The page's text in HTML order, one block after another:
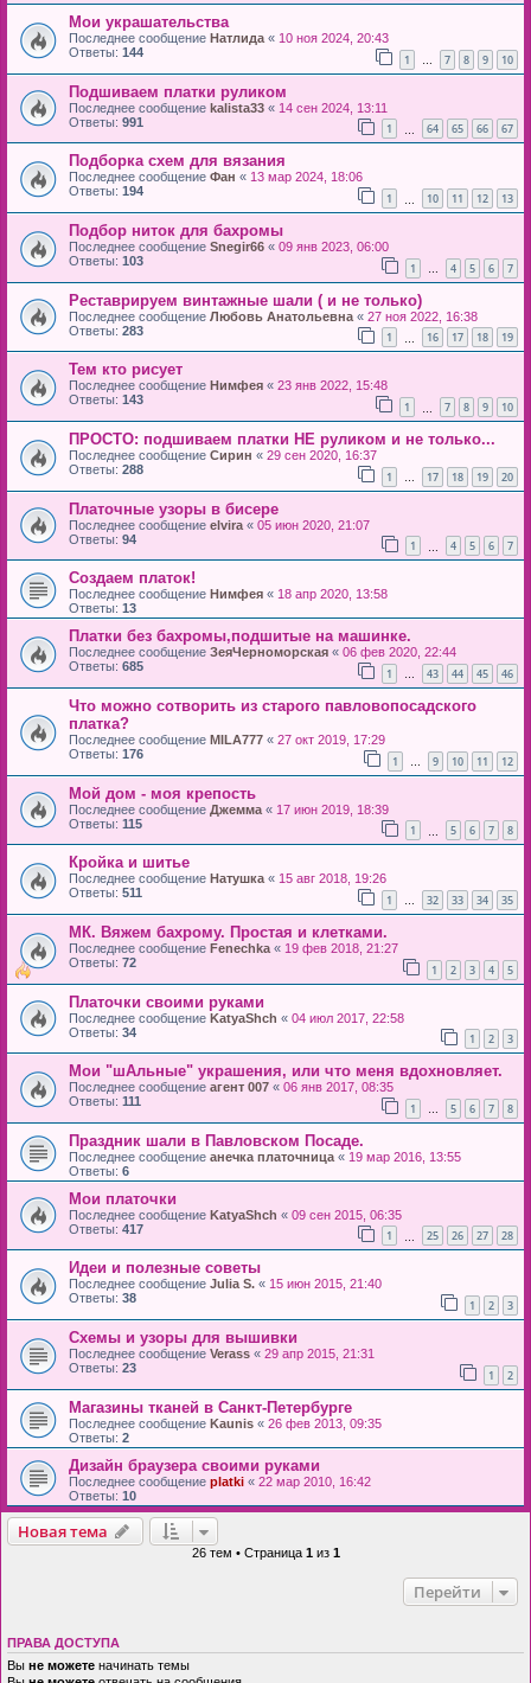
Мои украшательства
Последнее сообщение Натлида « 10 ноя 2024, 20:43
Ответы: 144 1 … 7 8 9 10
Подшиваем платки руликом
Последнее сообщение kalista33 « 14 сен 2024, 13:11
Ответы: 991 1 64 65 66 67
Подборка схем для вязания
Последнее сообщение Фан « 13 мар 2024, 18:06
Ответы: 194 1 10 11 12 13
Подбор ниток для бахромы
Последнее сообщение Snegir66 « 09 янв 2023, 06:00
Ответы: 103 1 … 4 5 6 7
Реставрируем винтажные шали ( и не только)
Последнее сообщение Любовь Анатольевна « 27 ноя 2022, 16:38
Ответы: 283 1 16 17 18 19
Тем кто рисует
Последнее сообщение Нимфея « 23 янв 2022, 15:48
Ответы: 143 1 7 8 9 10
ПРОСТО: подшиваем платки НЕ руликом и не только...
Последнее сообщение Сирин « 29 сен 2020, 16:37
Ответы: 288 1 … 17 18 19 20
Платочные узоры в бисере
Последнее сообщение elvira « 05 июн 2020, 21:07
Ответы: 94 1 4 5 6 7
Создаем платок!
Последнее сообщение Нимфея « 18 апр 2020, 13:58
Ответы: 13
Платки без бахромы,подшитые на машинке.
Последнее сообщение ЗеяЧерноморская « 06 фев 2020, 22:44
Ответы: 685 1 … 43 44 45 46
Что можно сотворить из старого павловопосадского
платка?
Последнее сообщение MILA777 « 27 окт 2019, 17:29
Ответы: 176 1 … 9 10 11 12
Мой дом - моя крепость
Последнее сообщение Джемма « 17 июн 2019, 18:39
Ответы: 115 1 5 6 7 8
Кройка и шитье
Последнее сообщение Натушка « 15 авг 2018, 19:26
Ответы: 511 1 … 32 33 34 35
МК. Вяжем бахрому. Простая и клетками.
Последнее сообщение Fenechka « 19 фев 2018, 21:27
Ответы: 72 1 2 3 4 5
Платочки своими руками
Последнее сообщение KatyaShch « 04 июл 2017, 22:58
Ответы: 34 1 2 3
Мои "шАльные" украшения, или что меня вдохновляет.
Последнее сообщение агент 007 « 06 янв 2017, 08:35
Ответы: 111 1 … 5 6 7 8
Праздник шали в Павловском Посаде.
Последнее сообщение анечка платочница « 19 мар 2016, 13:55
Ответы: 6
Мои платочки
Последнее сообщение KatyaShch « 09 сен 2015, 06:35
Ответы: 417 1 25 26 27 28
Идеи и полезные советы
Последнее сообщение Julia S. « 15 июн 2015, 21:40
Ответы: 38 1 2 3
Схемы и узоры для вышивки
Последнее сообщение Verass « 29 апр 2015, 21:31
Ответы: 23 1 2
Магазины тканей в Санкт-Петербурге
Последнее сообщение Kaunis « 26 фев 2013, 09:35
Ответы: 2
Дизайн браузера своими руками
Последнее сообщение platki « 22 мар 2010, 16:42
Ответы: 10
Новая тема
26 тем • Страница 1из 1
Перейти
ПРАВА ДОСТУПА
Вы не можете начинать темы